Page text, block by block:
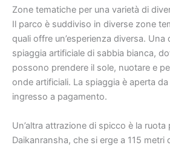
Zone tematiche per una varietà di
Il parco è suddiviso in diverse zone
quali offre un’esperienza diversa. Una
spiaggia artificiale di sabbia bianca,
possono prendere il sole, nuotare e
onde artificiali. La spiaggia è aperta
ingresso a pagamento.
Un’altra attrazione di spicco è la
Daikanransha, che si erge a 115 metri